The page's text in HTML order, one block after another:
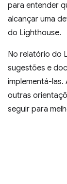
para entender
alcançar uma
do Lighthouse.
No relatório do
sugestões e
implementá-las.
outras
seguir para